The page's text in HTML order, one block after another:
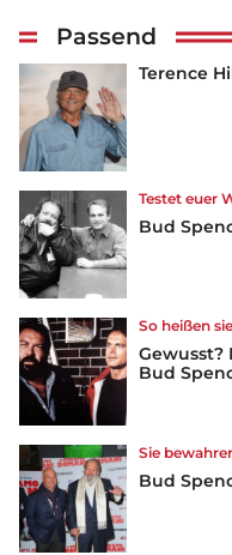
Passend
Terence
Testet euer
Bud
So heißen
Gewusst?
Bud
Sie
Bud